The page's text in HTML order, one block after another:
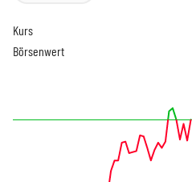
Kurs
Börsenwert